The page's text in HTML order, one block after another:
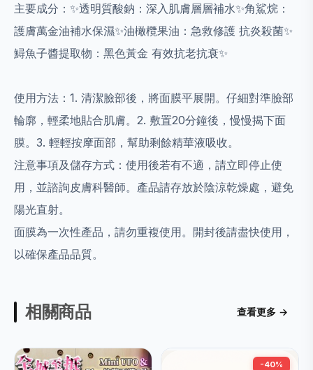
主要成分：✨透明質酸鈉：深入肌膚層層補水✨角鯊烷：
護膚萬金油補水保濕✨油橄欖果油：急救修護 抗炎殺菌✨
鱘魚子醬提取物：黑色黃金 有效抗老抗衰✨
使用方法：1. 清潔臉部後，將面膜平展開。仔細對準臉部
輪廓，輕柔地貼合肌膚。2. 敷置20分鐘後，慢慢揭下面
膜。3. 輕輕按摩面部，幫助剩餘精華液吸收。
注意事項及儲存方式：使用後若有不適，請立即停止使
用，並諮詢皮膚科醫師。產品請存放於陰涼乾燥處，避免
陽光直射。
面膜為一次性產品，請勿重複使用。開封後請盡快使用，
以確保產品品質。
相關商品 查看更多 →
-40%